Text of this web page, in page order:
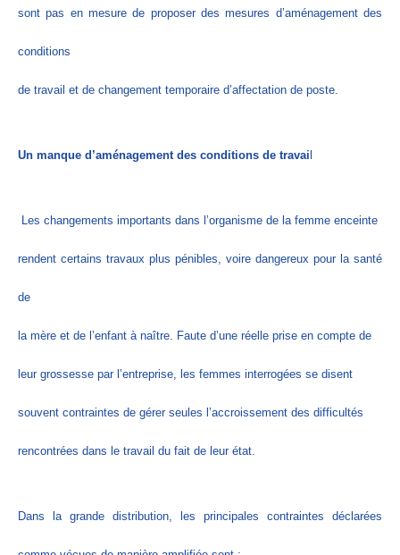
sont pas en mesure de proposer des mesures d’aménagement des
conditions
de travail et de changement temporaire d’affectation de poste.
Un manque d’aménagement des conditions de travai
Les changements importants dans l’organisme de la femme enceinte
rendent certains travaux plus pénibles, voire dangereux pour la santé
de
la mère et de l’enfant à naître. Faute d’une réelle prise en compte de
leur grossesse par l’entreprise, les femmes interrogées se disent
souvent contraintes de gérer seules l’accroissement des difficultés
rencontrées dans le travail du fait de leur état.
Dans la grande distribution, les principales contraintes déclarées